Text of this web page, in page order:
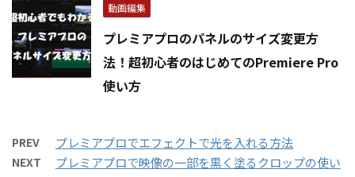
動画編集
プレミアプロのパネルのサイズ変更方
法！超初心者のはじめてのPremiere Pro
使い方
PREV プレミアプロでエフェクトで光を入れる方法
NEXT
プレミアプロで映像の一部を黒く塗るクロップの使い